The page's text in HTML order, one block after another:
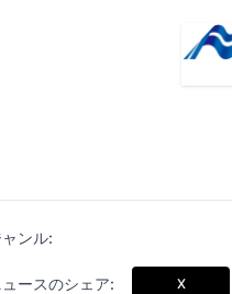
ャンル:
ュースのシェア: X